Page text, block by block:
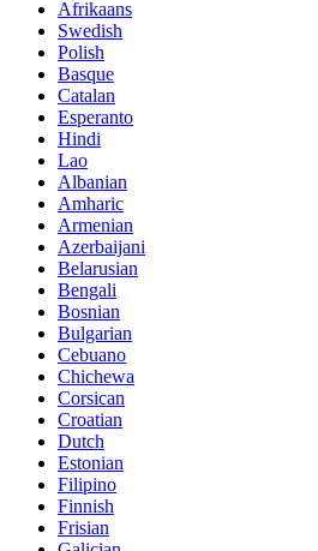
Afrikaans
Swedish
Polish
Basque
Catalan
Esperanto
Hindi
Lao
Albanian
Amharic
Armenian
Azerbaijani
Belarusian
Bengali
Bosnian
Bulgarian
Cebuano
Chichewa
Corsican
Croatian
Dutch
Estonian
Filipino
Finnish
Frisian